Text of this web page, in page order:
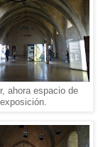
ahora espacio de
exposición.